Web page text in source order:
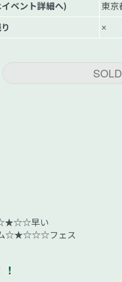
ベント詳細へ)
東京
×
早い
ム☆★☆☆☆フェス